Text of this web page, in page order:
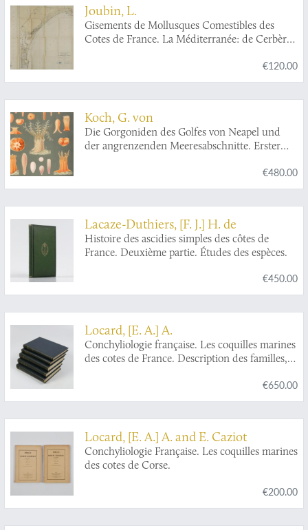
Joubin, L.
Gisements de Mollusques Comestibles des
Cotes de France. La Méditerranée: de Cerbère
€120.00
Koch, G. von
Die Gorgoniden des Golfes von Neapel und
der angrenzenden Meeresabschnitte. Erster
€480.00
Lacaze-Duthiers, [F. J.] H. de
Histoire des ascidies simples des côtes de
France. Deuxième partie. Études des espèces.
€450.00
Locard, [E. A.] A.
Conchyliologie française. Les coquilles marines
des cotes de France. Description des familles,
Description des familles, genres et espèces.
[AND] Les coquilles marines au large des côtes
de France. Faune pélagique et faune abyssale.
Description des familles, genres et espèces.
€650.00
Locard, [E. A.] A. and E. Caziot
Conchyliologie Française. Les coquilles marines
des cotes de Corse.
€200.00